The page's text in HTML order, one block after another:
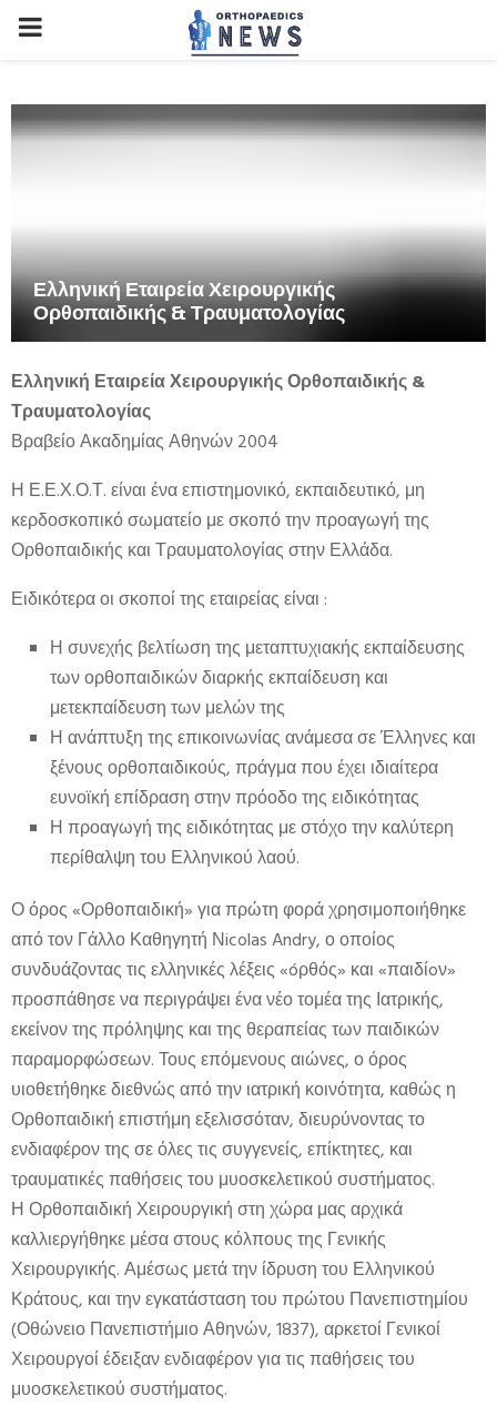
PRIMARY
Ελληνική Εταιρεία Χειρουργικής
Ορθοπαιδικής & Τραυματολογίας
Ελληνική Εταιρεία Χειρουργικής Ορθοπαιδικής &
Τραυματολογίας
Βραβείο Ακαδημίας Αθηνών 2004
Η Ε.Ε.Χ.Ο.Τ. είναι ένα επιστημονικό, εκπαιδευτικό, μη
κερδοσκοπικό σωματείο με σκοπό την προαγωγή της
Ορθοπαιδικής και Τραυματολογίας στην Ελλάδα.
Ειδικότερα οι σκοποί της εταιρείας είναι :
Η συνεχής βελτίωση της μεταπτυχιακής εκπαίδευσης
των ορθοπαιδικών διαρκής εκπαίδευση και
μετεκπαίδευση των μελών της
Η ανάπτυξη της επικοινωνίας ανάμεσα σε Έλληνες και
ξένους ορθοπαιδικούς, πράγμα που έχει ιδιαίτερα
ευνοϊκή επίδραση στην πρόοδο της ειδικότητας
Η προαγωγή της ειδικότητας με στόχο την καλύτερη
περίθαλψη του Ελληνικού λαού.
Ο όρος «Ορθοπαιδική» για πρώτη φορά χρησιμοποιήθηκε
από τον Γάλλο Καθηγητή Νicolas Andry, ο οποίος
συνδυάζοντας τις ελληνικές λέξεις «óρθός» και «παιδίoν»
προσπάθησε να περιγράψει ένα νέο τομέα της Ιατρικής,
εκείνον της πρόληψης και της θεραπείας των παιδικών
παραμορφώσεων. Τους επόμενους αιώνες, ο όρος
υιοθετήθηκε διεθνώς από την ιατρική κοινότητα, καθώς η
Ορθοπαιδική επιστήμη εξελισσόταν, διευρύνοντας το
ενδιαφέρον της σε όλες τις συγγενείς, επίκτητες, και
τραυματικές παθήσεις του μυοσκελετικού συστήματος.
Η Ορθοπαιδική Χειρουργική στη χώρα μας αρχικά
καλλιεργήθηκε μέσα στους κόλπους της Γενικής
Χειρουργικής. Αμέσως μετά την ίδρυση του Ελληνικού
Κράτους, και την εγκατάσταση του πρώτου Πανεπιστημίου
(Οθώνειο Πανεπιστήμιο Αθηνών, 1837), αρκετοί Γενικοί
Χειρουργοί έδειξαν ενδιαφέρον για τις παθήσεις του
μυοσκελετικού συστήματος.